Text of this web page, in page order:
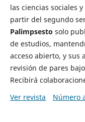
las ciencias sociales
partir del segundo
Palimpsesto solo
de estudios,
acceso abierto, y sus
revisión de pares
Recibirá
Ver revista
Número